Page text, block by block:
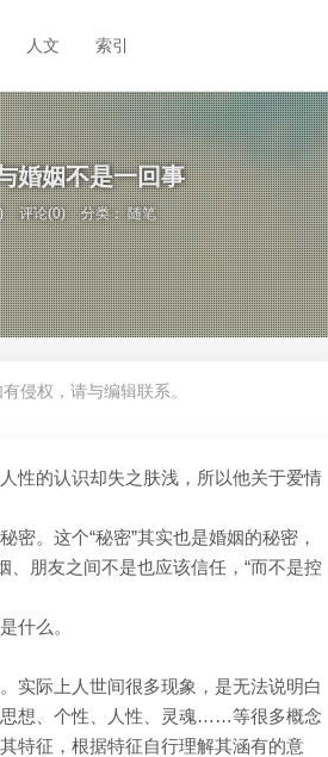
人文 索引
婚姻不是一回事
评论(0) 分类：随笔
侵权，请与编辑联系。
性的认识却失之肤浅，所以他关于爱情
。这个“秘密”其实也是婚姻的秘密，
朋友之间不是也应该信任，“而不是控
什么。
实际上人世间很多现象，是无法说明白
想、个性、人性、灵魂……等很多概念
特征，根据特征自行理解其涵有的意